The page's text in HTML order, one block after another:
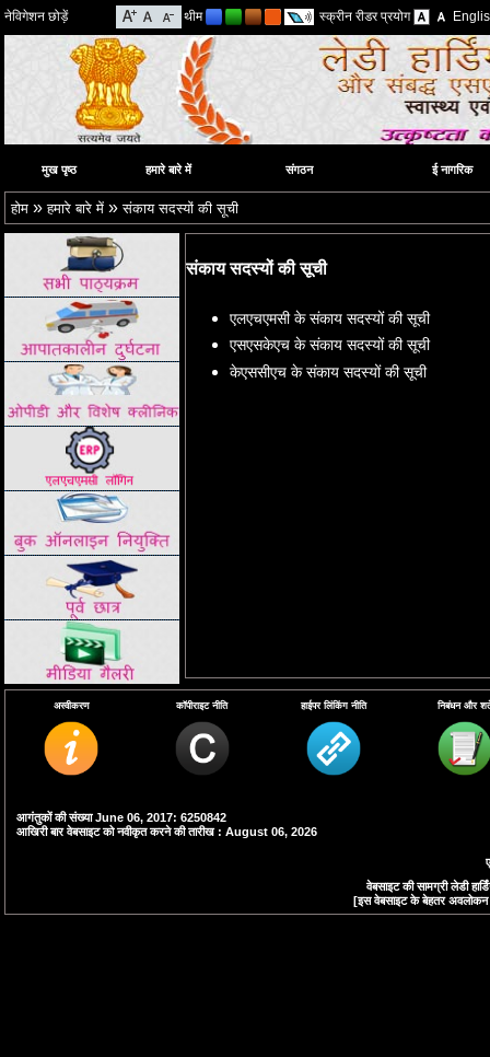
नेविगेशन छोड़ें थीम स्क्रीन रीडर प्रयोग
मुख पृष्ठ हमारे बारे में संगठन ई नागरिक
होम »हमारे बारे में »संकाय सदस्यों की सूची
संकाय सदस्यों की सूची
एलएचएमसी के संकाय सदस्यों की सूची
एसएसकेएच के संकाय सदस्यों की सूची
केएससीएच के संकाय सदस्यों की सूची
अस्वीकरण कॉपीराइट नीति हाईपर लिंकिंग नीति निबंधन और
आगंतुकों की संख्या June 06, 2017: 6250842
आखिरी बार वेबसाइट को नवीकृत करने की तारीख : August 06, 2026
वेबसाइट की सामग्री लेडी
[इस वेबसाइट के बेहतर